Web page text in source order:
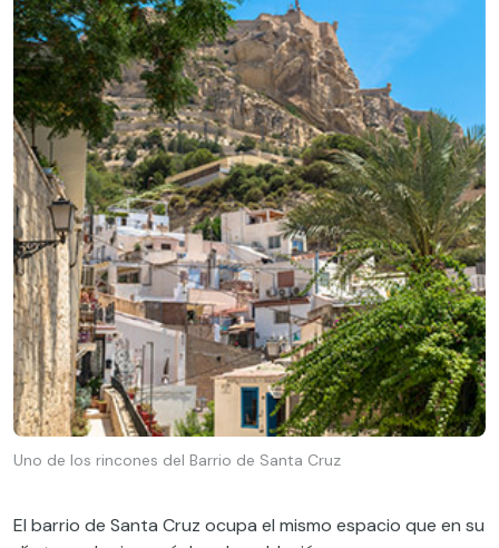
Uno de los rincones del Barrio de Santa Cruz
El barrio de Santa Cruz ocupa el mismo espacio que en su